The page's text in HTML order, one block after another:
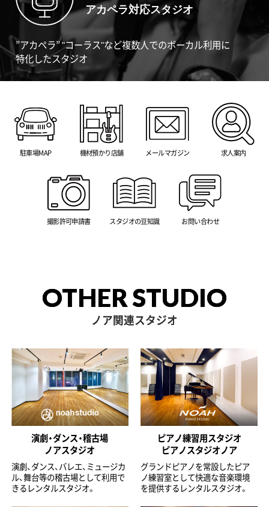
アカペラ対応スタジオ
”アカペラ” "コーラス"など複数人でのボーカル利用に
特化したスタジオ
駐車場MAP 機材預かり店舗 メールマガジン 求人案内
撮影許可申請書 スタジオの豆知識 お問い合わせ
OTHER STUDIO
ノア関連スタジオ
演劇・ダンス・稽古場
ノアスタジオ
演劇、ダンス、バレエ、ミュージカ
ル、舞台等の稽古場として利用で
きるレンタルスタジオ。
ピアノ練習用スタジオ
ピアノスタジオノア
グランドピアノを常設したピア
ノ練習室として快適な音楽環境
を提供するレンタルスタジオ。